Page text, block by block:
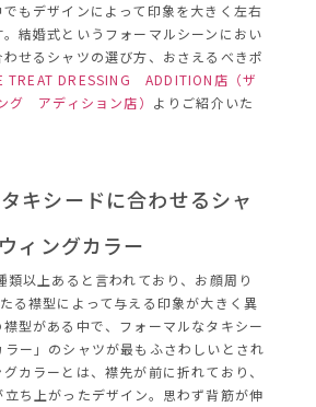
もデザインによって印象を大きく左右
結婚式というフォーマルシーンにおい
せるシャツの選び方、おさえるべきポ
TREAT DRESSING ADDITION店（ザ
グ アディション店） よりご紹介いた
キシードに合わせるシャ
ングカラー
類以上あると言われており、お顔周り
る襟型によって与える印象が大きく異
型がある中で、フォーマルなタキシー
ラー」のシャツが最もふさわしいとされ
カラーとは、襟先が前に折れており、
ち上がったデザイン。思わず背筋が伸